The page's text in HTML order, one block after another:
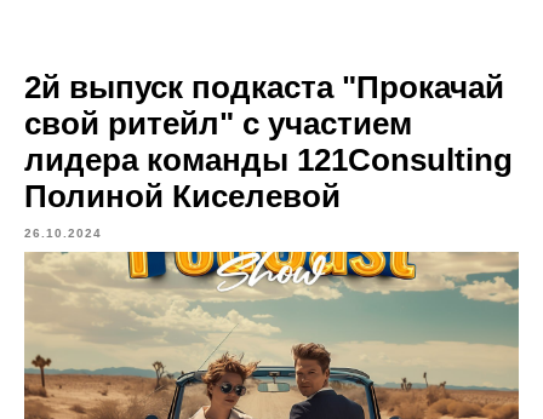
2й выпуск подкаста "Прокачай
свой ритейл" с участием
лидера команды 121Consulting
Полиной Киселевой
26.10.2024